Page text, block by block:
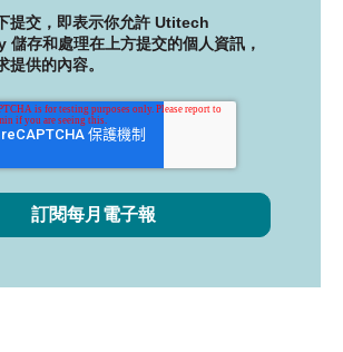
提交，即表示你允許 Utitech
存和處理在上方提交的個人資訊，
提供的內容。